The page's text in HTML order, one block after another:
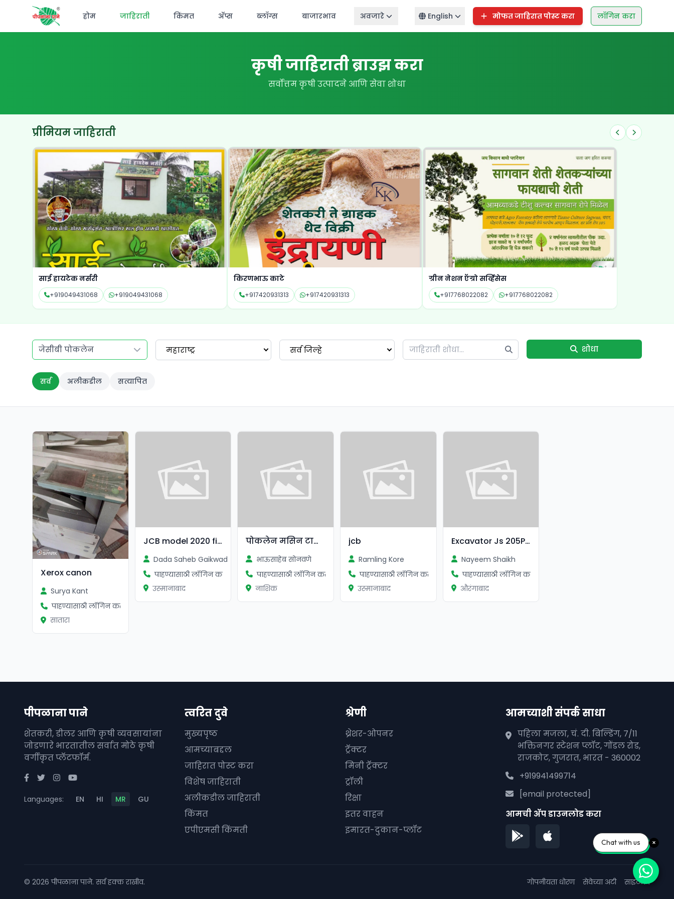
होम जाहिराती किंमत अ‍ॅप्स ब्लॉग्स बाजारभाव अवजारे English मोफत जाहिरात पोस्ट करा लॉगिन करा
कृषी जाहिराती ब्राउझ करा
सर्वोत्तम कृषी उत्पादने आणि सेवा शोधा
प्रीमियम जाहिराती
साई हायटेक नर्सरी
+919049431068 +919049431068
किरणभाऊ काटे
+917420931313 +917420931313
ग्रीन नेशन ऍग्रो सर्व्हिसेस
+917768022082 +917768022082
जेसीबी पोकलेन महाराष्ट्र सर्व जिल्हे शोधा
सर्व अलीकडील सत्यापित
Xerox canon
Surya Kant
पाहण्यासाठी लॉगिन करा
सातारा
JCB model 2020 firs oner
Dada Saheb Gaikwad
पाहण्यासाठी लॉगिन करा
उस्मानाबाद
पोकलेन मसिन टाटा 210 झ्याक्सीस
भाऊसाहेब सोनवणे
पाहण्यासाठी लॉगिन करा
नाशिक
jcb
Ramling Kore
पाहण्यासाठी लॉगिन करा
उस्मानाबाद
Excavator Js 205Poclain For Sale
Nayeem Shaikh
पाहण्यासाठी लॉगिन करा
औरंगाबाद
पीपळाना पाने
शेतकरी, डीलर आणि कृषी व्यवसायांना
जोडणारे भारतातील सर्वात मोठे कृषी
वर्गीकृत प्लॅटफॉर्म.
Languages: EN HI MR GU
त्वरित दुवे
मुख्यपृष्ठ
आमच्याबद्दल
जाहिरात पोस्ट करा
विशेष जाहिराती
अलीकडील जाहिराती
किंमत
एपीएमसी किंमती
श्रेणी
थ्रेशर-ओपनर
ट्रॅक्टर
मिनी ट्रॅक्टर
ट्रॉली
रिक्षा
इतर वाहन
इमारत-दुकान-प्लॉट
आमच्याशी संपर्क साधा
पहिला मजला, चं. दी. बिल्डिंग, 7/11
भक्तिनगर स्टेशन प्लॉट, गोंडल रोड,
राजकोट, गुजरात, भारत - 360002
+919941499714
[email protected]
आमची अ‍ॅप डाउनलोड करा
© 2026 पीपळाना पाने. सर्व हक्क राखीव. गोपनीयता धोरण सेवेच्या अटी साइटमॅप
Chat with us